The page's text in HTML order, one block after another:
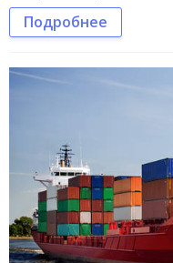
Подробнее